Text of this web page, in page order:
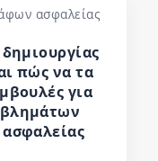
ασφαλείας
πώς να τα
για